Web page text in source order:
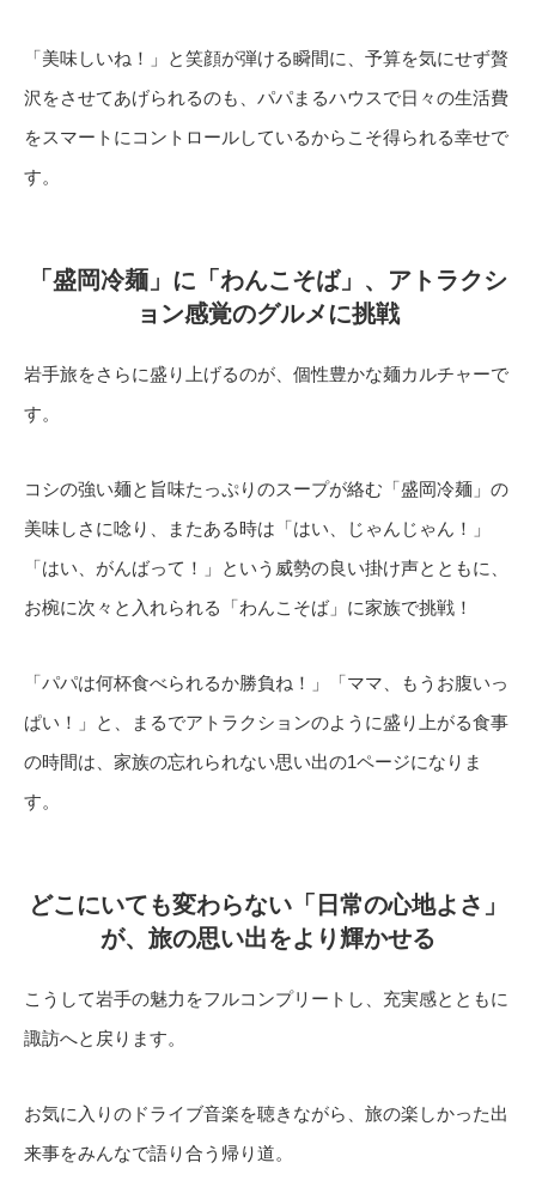
「美味しいね！」と笑顔が弾ける瞬間に、予算を気にせず贅
沢をさせてあげられるのも、パパまるハウスで日々の生活費
をスマートにコントロールしているからこそ得られる幸せで
す。
「盛岡冷麺」に「わんこそば」、アトラクシ
ョン感覚のグルメに挑戦
岩手旅をさらに盛り上げるのが、個性豊かな麺カルチャーで
す。
コシの強い麺と旨味たっぷりのスープが絡む「盛岡冷麺」の
美味しさに唸り、またある時は「はい、じゃんじゃん！」
「はい、がんばって！」という威勢の良い掛け声とともに、
お椀に次々と入れられる「わんこそば」に家族で挑戦！
「パパは何杯食べられるか勝負ね！」「ママ、もうお腹いっ
ぱい！」と、まるでアトラクションのように盛り上がる食事
の時間は、家族の忘れられない思い出の1ページになりま
す。
どこにいても変わらない「日常の心地よさ」
が、旅の思い出をより輝かせる
こうして岩手の魅力をフルコンプリートし、充実感とともに
諏訪へと戻ります。
お気に入りのドライブ音楽を聴きながら、旅の楽しかった出
来事をみんなで語り合う帰り道。